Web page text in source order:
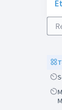
Médiathèque et Archives